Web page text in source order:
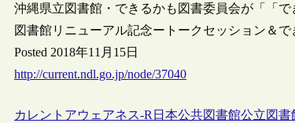
沖縄県立図書館・できるかも図書委員会が「「
図書館リニューアル記念ートークセッション＆
Posted 2018年11月15日
http://current.ndl.go.jp/node/37040
カレントアウェアネス-R 日本公共図書館公立図書